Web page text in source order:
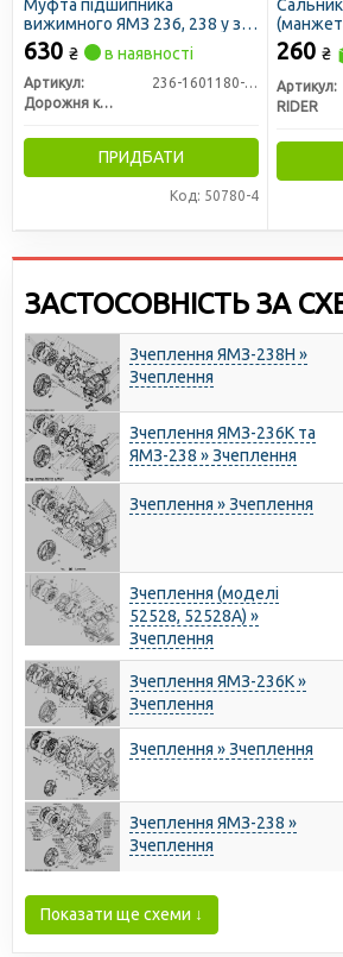
Муфта підшипника
вижимного ЯМЗ 236, 238 у зб.
(ДК)
630 ₴ в наявності
Артикул:
236-1601180-03
Дорожня карта
ПРИДБАТИ
Код: 50780-4
Сальник
задній
13 NBR
260 ₴
Артикул:
RIDER
ЗАСТОСОВНІСТЬ ЗА
Зчеплення ЯМЗ-238Н »
Зчеплення
Зчеплення ЯМЗ-236К та
ЯМЗ-238 » Зчеплення
Зчеплення » Зчеплення
Зчеплення (моделі
52528, 52528А) »
Зчеплення
Зчеплення ЯМЗ-236К »
Зчеплення
Зчеплення » Зчеплення
Зчеплення ЯМЗ-238 »
Зчеплення
Показати ще схеми ↓